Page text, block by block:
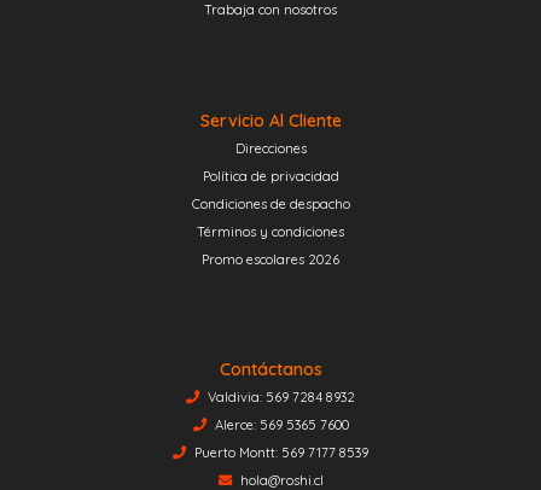
Trabaja con nosotros
Servicio Al Cliente
Direcciones
Política de privacidad
Condiciones de despacho
Términos y condiciones
Promo escolares 2026
Contáctanos
Valdivia: 569 7284 8932
Alerce: 569 5365 7600
Puerto Montt: 569 7177 8539
hola@roshi.cl